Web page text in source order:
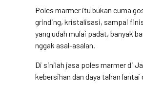
Poles marmer itu bukan cuma
grinding, kristalisasi, sampai
yang udah mulai padat, banyak
nggak asal-asalan.
Di sinilah jasa poles marmer di
kebersihan dan daya tahan